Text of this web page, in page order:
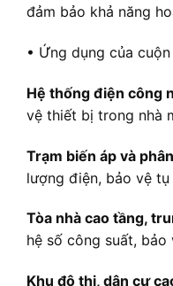
đảm bảo khả năng
• Ứng dụng của
Hệ thống điện công
vệ thiết bị trong nhà
Trạm biến áp và
lượng điện, bảo vệ tụ
Tòa nhà cao tầng,
hệ số công suất, bảo
Khu đô thị, dân cư